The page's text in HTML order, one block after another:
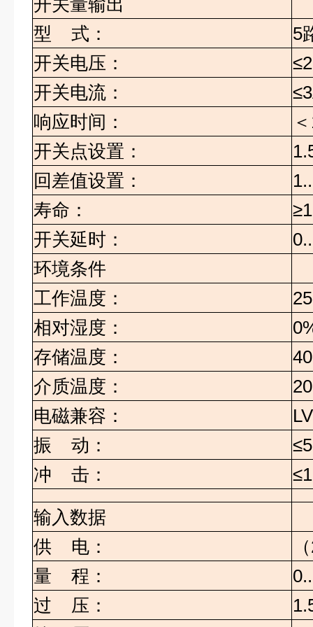
开关量输出
型
式： 5
开关电压：
开关电流：
响应时间：
＜
开关点设置：
回差值设置：
寿命：
开关延时：
环境条件
工作温度：
相对湿度：
存储温度：
介质温度：
电磁兼容：
振
动：
冲
击：
输入数据
供
电： （
量
程：
过
压：